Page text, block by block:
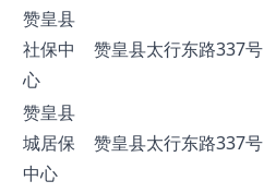
赞皇县
社保中
心
赞皇县太行东路337号
赞皇县
城居保
中心
赞皇县太行东路337号